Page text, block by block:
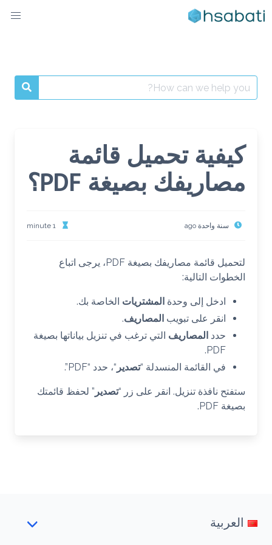
to
Search
for:
كيفية تحميل قائمة
مصاريفك بصيغة PDF؟
سنة واحدة ago 1 minute
لتحميل قائمة مصاريفك بصيغة PDF، يرجى اتباع
الخطوات التالية:
ادخل إلى وحدة المشتريات الخاصة بك.
انقر على تبويب المصاريف.
حدد المصاريف التي ترغب في تنزيل بياناتها بصيغة
PDF.
في القائمة المنسدلة “تصدير “، حدد “PDF”.
ستفتح نافذة تنزيل. انقر على زر “تصدير ” لحفظ قائمتك
بصيغة PDF.
العربية